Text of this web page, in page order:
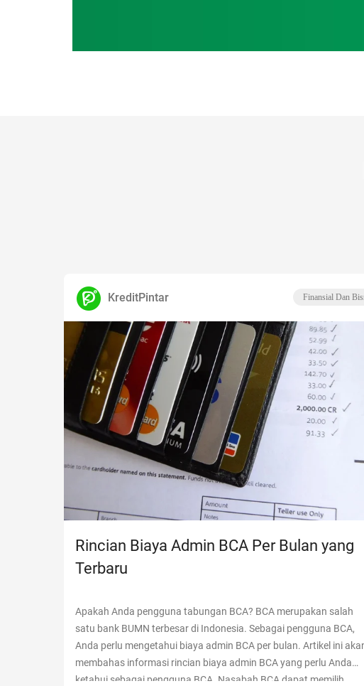
KreditPintar Finansial Dan
Rincian Biaya Admin BCA Per Bulan yang
Terbaru
Apakah Anda pengguna tabungan BCA? BCA merupakan salah
satu bank BUMN terbesar di Indonesia. Sebagai pengguna BCA,
Anda perlu mengetahui biaya admin BCA per bulan. Artikel ini
membahas informasi rincian biaya admin BCA yang perlu Anda
ketahui sebagai pengguna BCA. Nasabah BCA dapat memilih